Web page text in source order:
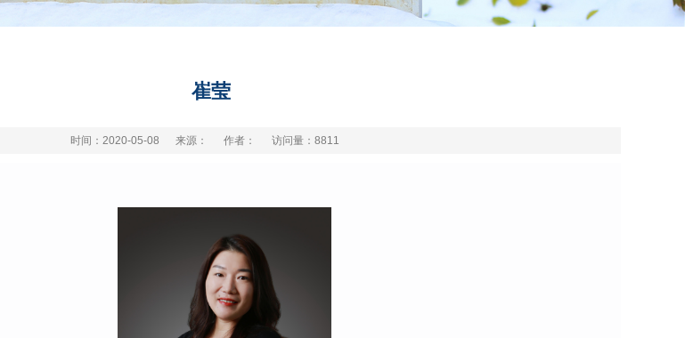
崔莹
时间：2020-05-08 来源： 作者： 访问量： 8811